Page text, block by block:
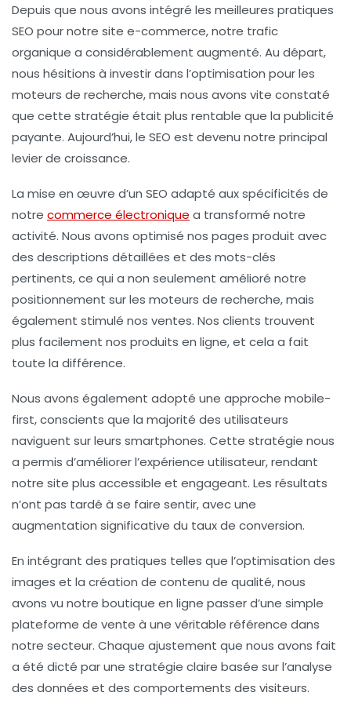
Depuis que nous avons intégré les meilleures pratiques
SEO pour notre site e-commerce, notre trafic
organique a considérablement augmenté. Au départ,
nous hésitions à investir dans l’optimisation pour les
moteurs de recherche, mais nous avons vite constaté
que cette stratégie était plus rentable que la publicité
payante. Aujourd’hui, le SEO est devenu notre principal
levier de croissance.
La mise en œuvre d’un SEO adapté aux spécificités de
notre commerce électronique a transformé notre
activité. Nous avons optimisé nos pages produit avec
des descriptions détaillées et des mots-clés
pertinents, ce qui a non seulement amélioré notre
positionnement sur les moteurs de recherche, mais
également stimulé nos ventes. Nos clients trouvent
plus facilement nos produits en ligne, et cela a fait
toute la différence.
Nous avons également adopté une approche mobile-
first, conscients que la majorité des utilisateurs
naviguent sur leurs smartphones. Cette stratégie nous
a permis d’améliorer l’expérience utilisateur, rendant
notre site plus accessible et engageant. Les résultats
n’ont pas tardé à se faire sentir, avec une
augmentation significative du taux de conversion.
En intégrant des pratiques telles que l’optimisation des
images et la création de contenu de qualité, nous
avons vu notre boutique en ligne passer d’une simple
plateforme de vente à une véritable référence dans
notre secteur. Chaque ajustement que nous avons fait
a été dicté par une stratégie claire basée sur l’analyse
des données et des comportements des visiteurs.